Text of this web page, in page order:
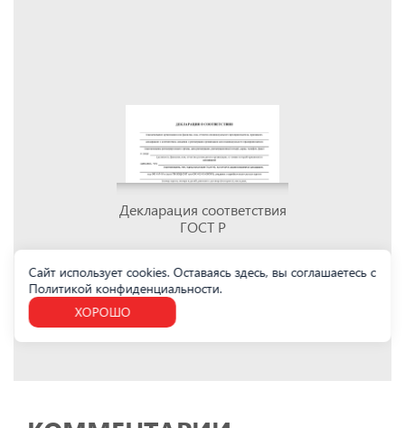
Декларация соответствия
ГОСТ Р
Сайт использует cookies. Оставаясь здесь, вы соглашаетесь с
Политикой конфиденциальности.
ХОРОШО